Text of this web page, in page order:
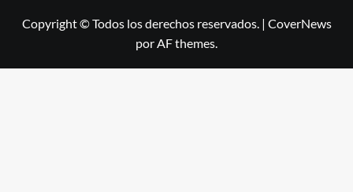
Copyright © Todos los derechos reservados. | CoverNews
por AF themes.